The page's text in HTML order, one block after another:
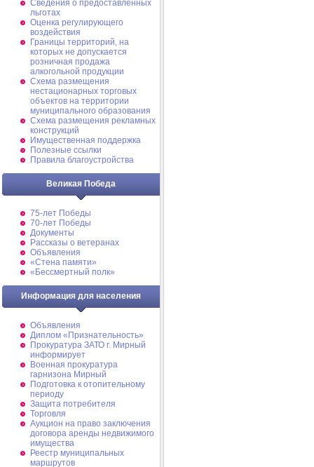
Сведения о предоставленных
льготах
Оценка регулирующего
воздействия
Границы территорий, на
которых не допускается
розничная продажа
алкогольной продукции
Схема размещения
нестационарных торговых
объектов на территории
муниципального образования
Схема размещения рекламных
конструкций
Имущественная поддержка
Полезные ссылки
Правила благоустройства
Великая Победа
75-лет Победы
70-лет Победы
Документы
Рассказы о ветеранах
Объявления
«Стена памяти»
«Бессмертный полк»
Информация для населения
Объявления
Диплом «Признательность»
Прокуратура ЗАТО г. Мирный
информирует
Военная прокуратура
гарнизона Мирный
Подготовка к отопительному
периоду
Защита потребителя
Торговля
Аукцион на право заключения
договора аренды недвижимого
имущества
Реестр муниципальных
маршрутов